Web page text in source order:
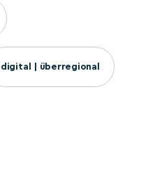
digital | überregional